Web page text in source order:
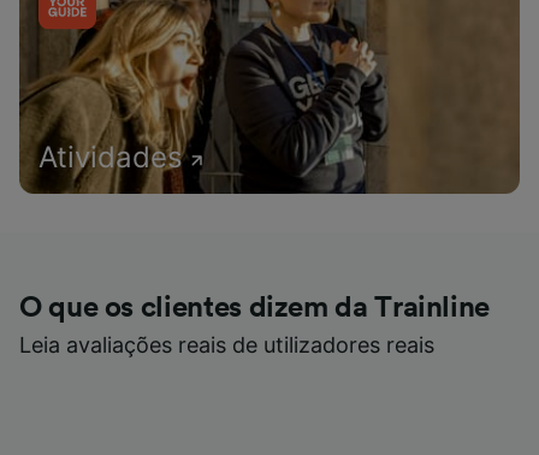
Atividades
O que os clientes dizem da Trainline
Leia avaliações reais de utilizadores reais